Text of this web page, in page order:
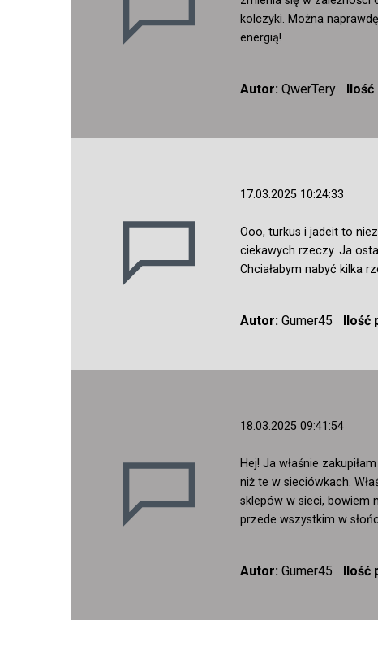
kolczyki. Można
energią!
Autor: QwerTery
17.03.2025 10:24:33
Ooo, turkus i jadeit to
ciekawych rzeczy. Ja
Chciałabym nabyć kilka
Autor: Gumer45 Ilość
18.03.2025 09:41:54
Hej! Ja właśnie
niż te w sieciówkach.
sklepów w sieci, bowiem
przede wszystkim w
Autor: Gumer45 Ilość